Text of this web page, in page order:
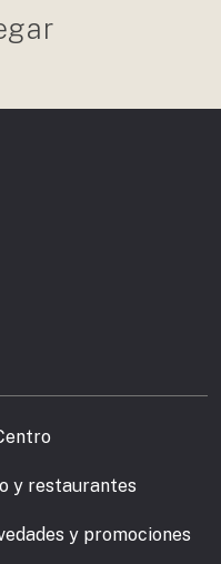
y restaurantes
y promociones